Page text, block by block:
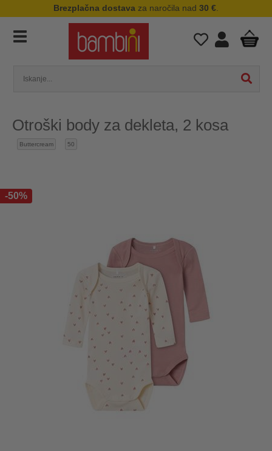
Brezplačna dostava za naročila nad 30 €
Otroški body za dekleta, 2 kosa
Buttercream 50
-50%